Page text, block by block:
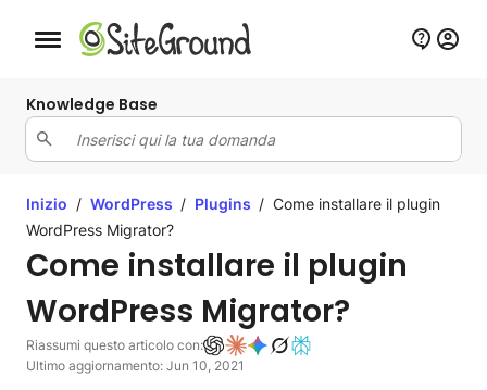
Bottone navigazione da mobile
Knowledge Base
Inizio / WordPress / Plugins / Come installare il plugin
WordPress Migrator?
Come installare il plugin
WordPress Migrator?
Riassumi questo articolo con:
Ultimo aggiornamento: Jun 10, 2021